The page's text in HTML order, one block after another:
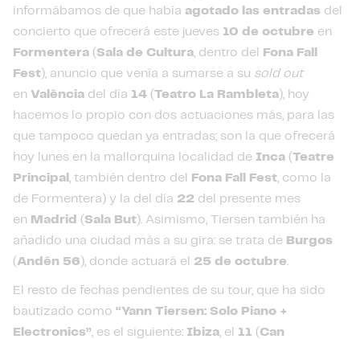
informábamos de que había agotado las entradas del
concierto que ofrecerá este jueves 10 de octubre en
Formentera ( Sala de Cultura, dentro del
Fona Fall
Fest), anuncio que venía a sumarse a su sold out
en València del día 14 (Teatro La Rambleta), hoy
hacemos lo propio con dos actuaciones más, para las
que tampoco quedan ya entradas; son la que ofrecerá
hoy lunes en la mallorquina localidad de Inca (Teatre
Principal , también dentro del Fona Fall Fest, como la
de Formentera) y la del día 22 del presente mes
en Madrid ( Sala But). Asimismo, Tiersen también ha
añadido una ciudad más a su gira: se trata de Burgos
( Andén 56 ), donde actuará el 25 de octubre.
El resto de fechas pendientes de su tour, que ha sido
bautizado como “Yann Tiersen: Solo Piano +
Electronics”, es el siguiente: Ibiza, el 11 ( Can